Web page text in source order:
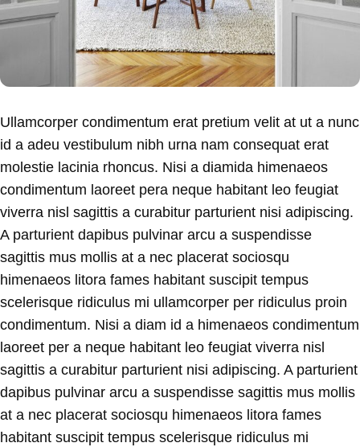
Ullamcorper condimentum erat pretium velit at ut a nunc
id a adeu vestibulum nibh urna nam consequat erat
molestie lacinia rhoncus. Nisi a diamida himenaeos
condimentum laoreet pera neque habitant leo feugiat
viverra nisl sagittis a curabitur parturient nisi adipiscing.
A parturient dapibus pulvinar arcu a suspendisse
sagittis mus mollis at a nec placerat sociosqu
himenaeos litora fames habitant suscipit tempus
scelerisque ridiculus mi ullamcorper per ridiculus proin
condimentum. Nisi a diam id a himenaeos condimentum
laoreet per a neque habitant leo feugiat viverra nisl
sagittis a curabitur parturient nisi adipiscing. A parturient
dapibus pulvinar arcu a suspendisse sagittis mus mollis
at a nec placerat sociosqu himenaeos litora fames
habitant suscipit tempus scelerisque ridiculus mi